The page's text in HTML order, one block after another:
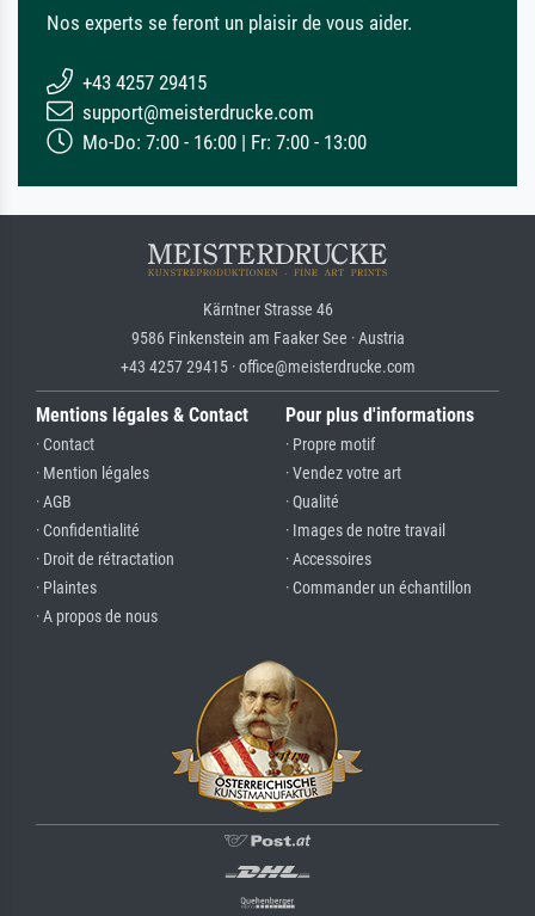
Nos experts se feront un plaisir de vous aider.
+43 4257 29415
support@meisterdrucke.com
Mo-Do: 7:00 - 16:00 | Fr: 7:00 - 13:00
Kärntner Strasse 46
9586 Finkenstein am Faaker See · Austria
+43 4257 29415 · office@meisterdrucke.com
Mentions légales & Contact
· Contact
· Mention légales
· AGB
· Confidentialité
· Droit de rétractation
· Plaintes
· A propos de nous
Pour plus d'informations
· Propre motif
· Vendez votre art
· Qualité
· Images de notre travail
· Accessoires
· Commander un échantillon